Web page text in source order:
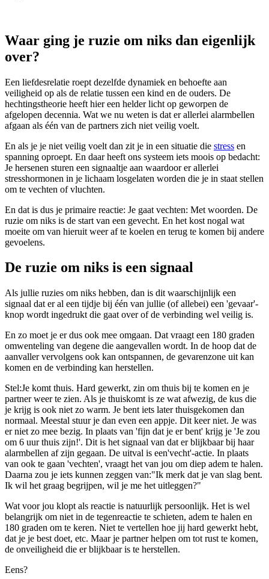
Waar ging je ruzie om niks dan eigenlijk
over?
Een liefdesrelatie roept dezelfde dynamiek en behoefte aan
veiligheid op als de relatie tussen een kind en de ouders. De
hechtingstheorie heeft hier een helder licht op geworpen de
afgelopen decennia. Wat we nu weten is dat er allerlei alarmbellen
afgaan als één van de partners zich niet veilig voelt.
En als je je niet veilig voelt dan zit je in een situatie die stress en
spanning oproept. En daar heeft ons systeem iets moois op bedacht:
Je hersenen sturen een signaaltje aan waardoor er allerlei
stresshormonen in je lichaam losgelaten worden die je in staat stellen
om te vechten of vluchten.
En dat is dus je primaire reactie: Je gaat vechten: Met woorden. De
ruzie om niks is de start van een gevecht. En het kost nogal wat
moeite om van hieruit weer af te koelen en terug te komen bij andere
gevoelens.
De ruzie om niks is een signaal
Als jullie ruzies om niks hebben, dan is dit waarschijnlijk een
signaal dat er al een tijdje bij één van jullie (of allebei) een 'gevaar'-
knop wordt ingedrukt die gaat over of de verbinding wel veilig is.
En zo moet je er dus ook mee omgaan. Dat vraagt een 180 graden
omwenteling van degene die aangevallen wordt. In de hoop dat de
aanvaller vervolgens ook kan ontspannen, de gevarenzone uit kan
komen en de verbinding kan herstellen.
Stel:Je komt thuis. Hard gewerkt, zin om thuis bij te komen en je
partner weer te zien. Als je thuiskomt is ze wat afwezig, de kus die
je krijg is ook niet zo warm. Je bent iets later thuisgekomen dan
normaal. Meestal stuur je dan even een appje. Dit keer niet. Je was
er niet zo mee bezig. In plaats van 'fijn dat je er bent' krijg je 'Je zou
om 6 uur thuis zijn!'. Dit is het signaal van dat er blijkbaar bij haar
alarmbellen af zijn gegaan. De uitval is een'vecht'-actie. In plaats
van ook te gaan 'vechten', vraagt het van jou om diep adem te halen.
Daarna zou je iets kunnen zeggen van:"Ik merk dat je van slag bent.
Ik wil het graag begrijpen, wil je me het uitleggen?"
Wat voor jou klopt als reactie is natuurlijk persoonlijk. Het is wel
belangrijk om niet in de tegenreactie te schieten, adem te halen en
180 graden om te keren. Niet te vertellen hoe jij hard gewerkt hebt,
dat je je best doet, etc. Maar je partner helpen om tot rust te komen,
de onveiligheid die er blijkbaar is te herstellen.
Eens?